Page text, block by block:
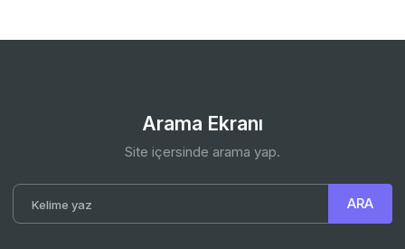
Arama Ekranı
Site içersinde arama yap.